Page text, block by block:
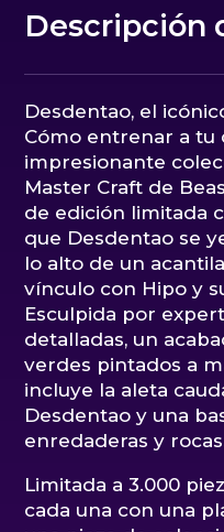
Descripción
Desdentao, el
Cómo entrenar a tu
impresionante
Master Craft de
de edición limitada
que Desdentao se
lo alto de un
vínculo con Hipo y
Esculpida por
detalladas, un
verdes pintados a
incluye la aleta
Desdentao y una
enredaderas y
Limitada a 3.000
cada una con una